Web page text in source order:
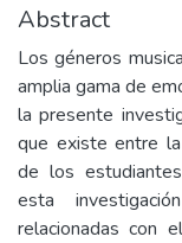
Abstract
Los géneros
amplia gama de
la presente
que existe entre
de los
esta
relacionadas con